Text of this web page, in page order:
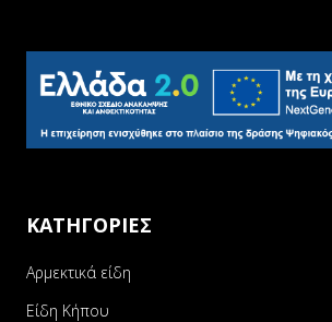
ΚΑΤΗΓΟΡΙΕΣ
Αρμεκτικά είδη
Είδη Κήπου